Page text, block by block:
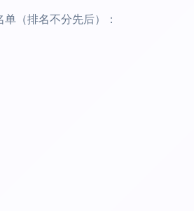
（排名不分先后）：